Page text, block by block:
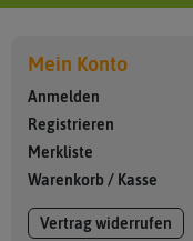
Mein Konto
Anmelden
Registrieren
Merkliste
Warenkorb/ Kasse
Vertrag widerrufen